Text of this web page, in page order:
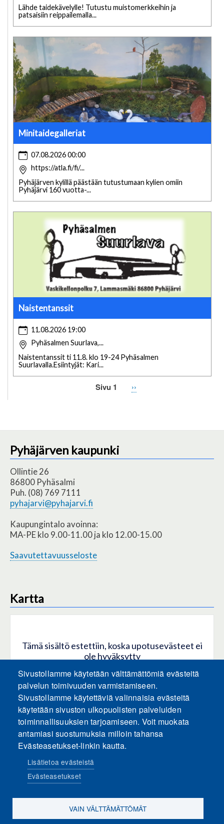
Lähde taidekävelylle! Tutustu muistomerkkeihin ja
patsaisiin reippailemalla...
Minitaidegalleriat
07.08.2026 00:00
https://atla.fi/fi/...
Pyhäjärven kylillä päästään tutustumaan kylien omiin
Pyhäjärvi 160 vuotta-...
Naistentanssit
11.08.2026 19:00
Pyhäsalmen Suurlava,...
Naistentanssit ti 11.8. klo 19-24 Pyhäsalmen
Suurlavalla.Esiintyjät: Kari...
Sivu 1
Seuraava
››
Pyhäjärven kaupunki
Ollintie 26
86800 Pyhäsalmi
Puh. (08) 769 7111
pyhajarvi@pyhajarvi.fi
Kaupungintalo avoinna:
MA-PE klo 9.00-11.00 ja klo 12.00-15.00
Saavutettavuusseloste
Kartta
Tämä sisältö estettiin, koska upotusevästeet ei
ole hyväksytty
HYVÄKSY KAIKKI EVÄSTEET
Hyväksy vain upotusevästeet
Sosiaalinen media
Sivustollamme käytetään välttämättömiä evästeitä
palvelun toimivuuden varmistamiseen.
Sivustollamme käytettäviä valinnaisia evästeitä
käytetään sivuston ulkopuolisten palveluiden
toiminnallisuuksien tarjoamiseen. Voit muokata
antamiasi suostumuksia milloin tahansa
Evästeasetukset-linkin kautta.
Lisätietoa evästeistä
Evästeasetukset
VAIN VÄLTTÄMÄTTÖMÄT